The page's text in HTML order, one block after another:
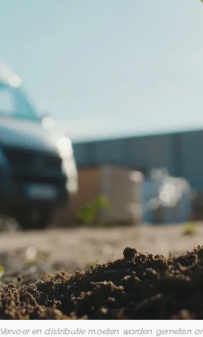
Vervoer en distributie moeten worden gemeten